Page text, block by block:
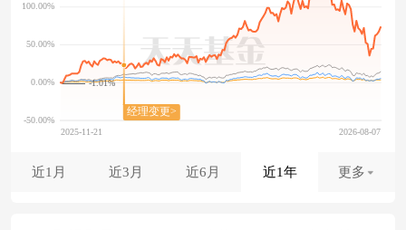
-1.01%
近1月 近3月 近6月 近1年 更多